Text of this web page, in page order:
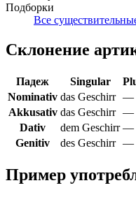
Подборки
Все
Склонение
Падеж Singular
Nominativ das Geschirr —
Akkusativ das Geschirr —
Dativ
dem Geschirr —
Genitiv
des Geschirr —
Пример